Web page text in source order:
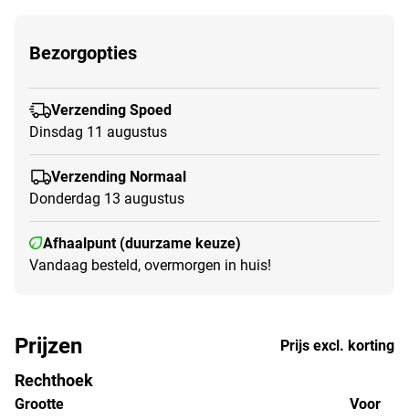
Bezorgopties
Verzending Spoed
Dinsdag 11 augustus
Verzending Normaal
Donderdag 13 augustus
Afhaalpunt (duurzame keuze)
Vandaag besteld, overmorgen in huis!
Prijzen Prijs excl. korting
Rechthoek
Grootte
Voor